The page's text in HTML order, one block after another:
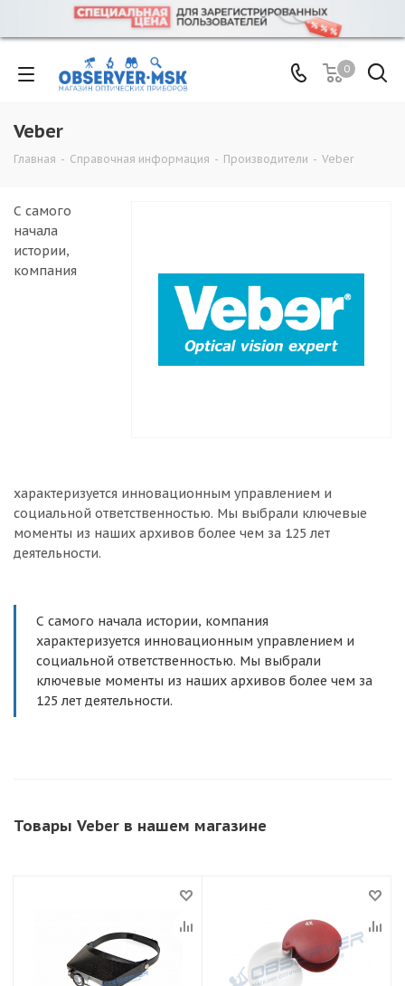
0
Veber
Главная - Справочная информация - Производители - Veber
С самого
начала
истории,
компания
характеризуется инновационным управлением и
социальной ответственностью. Мы выбрали ключевые
моменты из наших архивов более чем за 125 лет
деятельности.
С самого начала истории, компания
характеризуется инновационным управлением и
социальной ответственностью. Мы выбрали
ключевые моменты из наших архивов более чем за
125 лет деятельности.
Товары Veber в нашем магазине